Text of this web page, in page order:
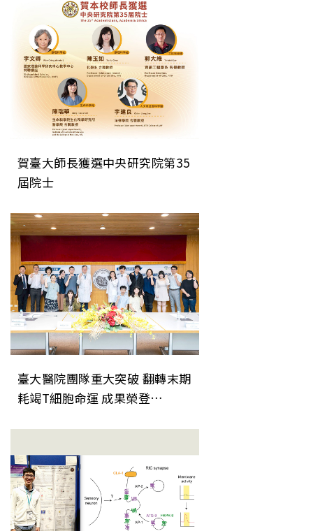
直接檢測技術
賀臺大師長獲選中央研究院第35
屆院士
臺大醫院團隊重大突破 翻轉末期
耗竭T細胞命運 成果榮登